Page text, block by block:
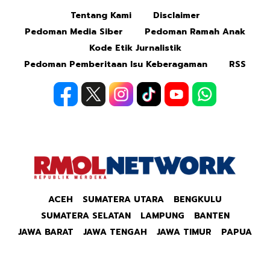
Tentang Kami
Disclaimer
Pedoman Media Siber
Pedoman Ramah Anak
Kode Etik Jurnalistik
Pedoman Pemberitaan Isu Keberagaman
RSS
ACEH SUMATERA UTARA
BENGKULU
SUMATERA SELATAN
LAMPUNG
BANTEN
JAWA BARAT
JAWA TENGAH JAWA TIMUR PAPUA